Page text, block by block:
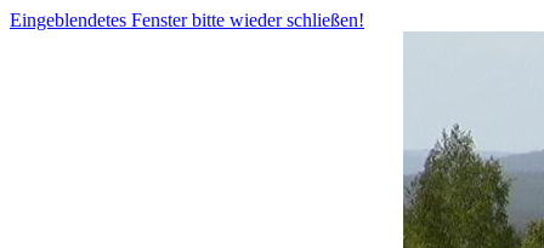
Eingeblendetes Fenster bitte wieder schließen!